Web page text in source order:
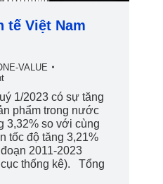
tế Việt Nam
VALUE
1/2023 có sự tăng
phẩm trong nước
3,32% so với cùng
tốc độ tăng 3,21%
2011-2023
thống kê). Tổng